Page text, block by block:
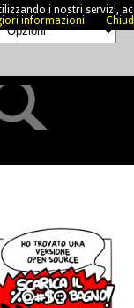
i nostri servizi,
informazioni